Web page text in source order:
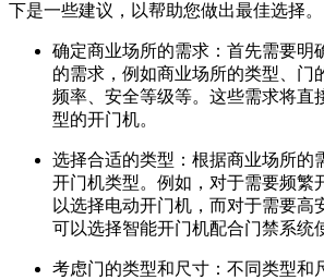
下是一些建议，以帮助您做出最佳选择。
确定商业场所的需求：首先需要明
的需求，例如商业场所的类型、门
频率、安全等级等。这些需求将直
型的开门机。
选择合适的类型：根据商业场所的
开门机类型。例如，对于需要频繁
以选择电动开门机，而对于需要高
可以选择智能开门机配合门禁系统
考虑门的类型和尺寸：不同类型和